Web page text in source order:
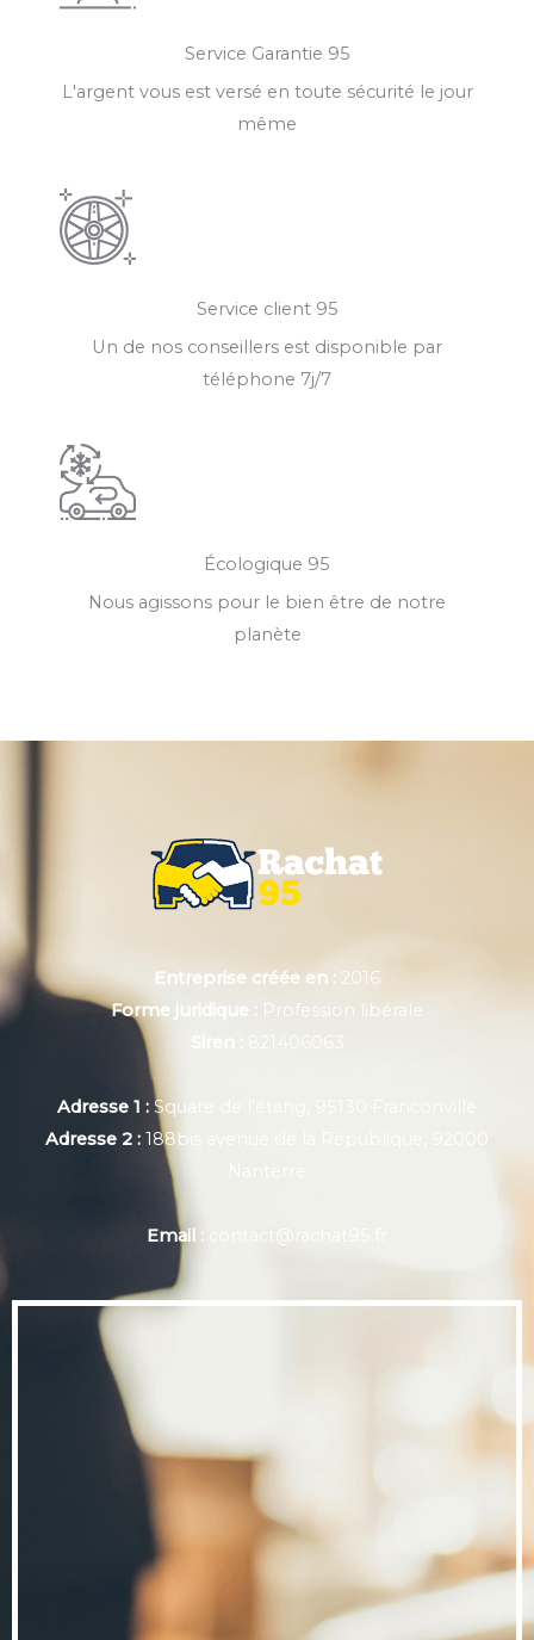
Service Garantie 95
L'argent vous est versé en toute sécurité le jour
même
Service client 95
Un de nos conseillers est disponible par
téléphone 7j/7
Écologique 95
Nous agissons pour le bien être de notre
planète
Entreprise créée en : 2016
Forme juridique : Profession libérale
821406063
Adresse 1 : Square de l'étang, 95130 Franconville
Adresse 2 : 188bis avenue de la République, 92000
Email : contact@rachat95.fr